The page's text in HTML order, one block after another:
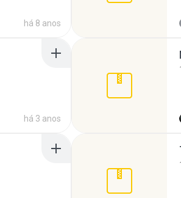
há 8 anos
há 3 anos